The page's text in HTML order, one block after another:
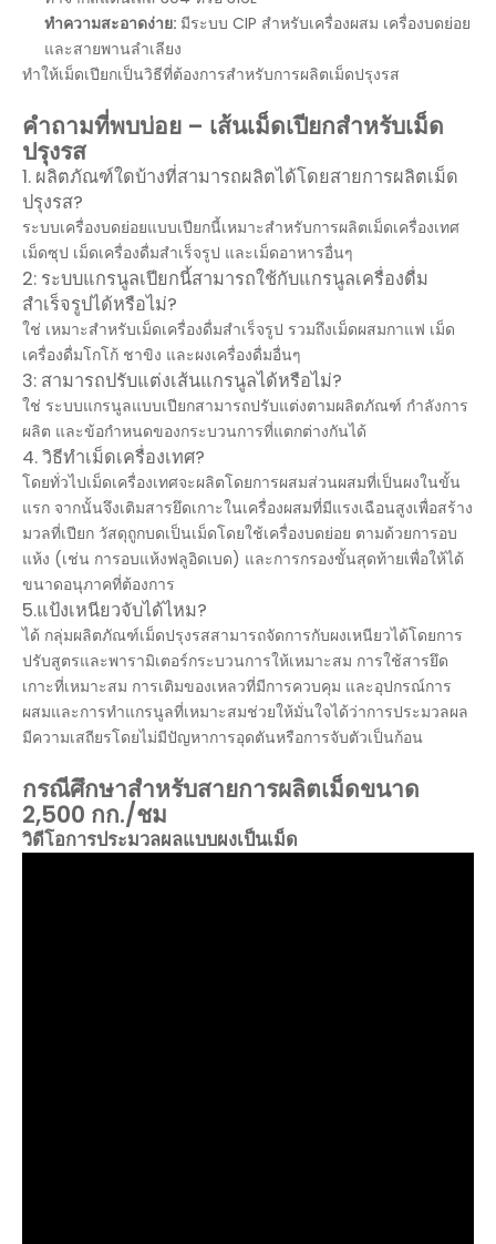
ทำความสะอาดง่าย: มีระบบ CIP สำหรับเครื่องผสม เครื่องบดย่อย
และสายพานลำเลียง
ทำให้เม็ดเปียกเป็นวิธีที่ต้องการสำหรับการผลิตเม็ดปรุงรส
คำถามที่พบบ่อย – เส้นเม็ดเปียกสำหรับเม็ด
ปรุงรส
1. ผลิตภัณฑ์ใดบ้างที่สามารถผลิตได้โดยสายการผลิตเม็ด
ปรุงรส?
ระบบเครื่องบดย่อยแบบเปียกนี้เหมาะสำหรับการผลิตเม็ดเครื่องเทศ
เม็ดซุป เม็ดเครื่องดื่มสำเร็จรูป และเม็ดอาหารอื่นๆ
2: ระบบแกรนูลเปียกนี้สามารถใช้กับแกรนูลเครื่องดื่ม
สำเร็จรูปได้หรือไม่?
ใช่ เหมาะสำหรับเม็ดเครื่องดื่มสำเร็จรูป รวมถึงเม็ดผสมกาแฟ เม็ด
เครื่องดื่มโกโก้ ชาขิง และผงเครื่องดื่มอื่นๆ
3: สามารถปรับแต่งเส้นแกรนูลได้หรือไม่?
ใช่ ระบบแกรนูลแบบเปียกสามารถปรับแต่งตามผลิตภัณฑ์ กำลังการ
ผลิต และข้อกำหนดของกระบวนการที่แตกต่างกันได้
4. วิธีทำเม็ดเครื่องเทศ?
โดยทั่วไปเม็ดเครื่องเทศจะผลิตโดยการผสมส่วนผสมที่เป็นผงในขั้น
แรก จากนั้นจึงเติมสารยึดเกาะในเครื่องผสมที่มีแรงเฉือนสูงเพื่อสร้าง
มวลที่เปียก วัสดุถูกบดเป็นเม็ดโดยใช้เครื่องบดย่อย ตามด้วยการอบ
แห้ง (เช่น การอบแห้งฟลูอิดเบด) และการกรองขั้นสุดท้ายเพื่อให้ได้
ขนาดอนุภาคที่ต้องการ
5.แป้งเหนียวจับได้ไหม?
ได้ กลุ่มผลิตภัณฑ์เม็ดปรุงรสสามารถจัดการกับผงเหนียวได้โดยการ
ปรับสูตรและพารามิเตอร์กระบวนการให้เหมาะสม การใช้สารยึด
เกาะที่เหมาะสม การเติมของเหลวที่มีการควบคุม และอุปกรณ์การ
ผสมและการทำแกรนูลที่เหมาะสมช่วยให้มั่นใจได้ว่าการประมวลผล
มีความเสถียรโดยไม่มีปัญหาการอุดตันหรือการจับตัวเป็นก้อน
กรณีศึกษาสำหรับสายการผลิตเม็ดขนาด
2,500 กก./ชม
วิดีโอการประมวลผลแบบผงเป็นเม็ด